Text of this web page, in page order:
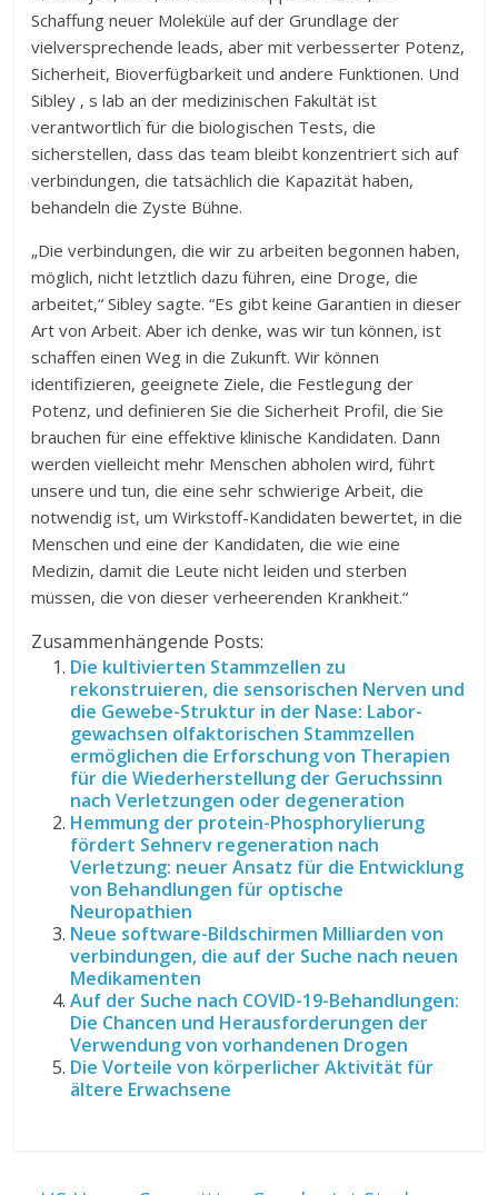
Schaffung neuer Moleküle auf der Grundlage der
vielversprechende leads, aber mit verbesserter Potenz,
Sicherheit, Bioverfügbarkeit und andere Funktionen. Und
Sibley ‚ s lab an der medizinischen Fakultät ist
verantwortlich für die biologischen Tests, die
sicherstellen, dass das team bleibt konzentriert sich auf
verbindungen, die tatsächlich die Kapazität haben,
behandeln die Zyste Bühne.
„Die verbindungen, die wir zu arbeiten begonnen haben,
möglich, nicht letztlich dazu führen, eine Droge, die
arbeitet,“ Sibley sagte. “Es gibt keine Garantien in dieser
Art von Arbeit. Aber ich denke, was wir tun können, ist
schaffen einen Weg in die Zukunft. Wir können
identifizieren, geeignete Ziele, die Festlegung der
Potenz, und definieren Sie die Sicherheit Profil, die Sie
brauchen für eine effektive klinische Kandidaten. Dann
werden vielleicht mehr Menschen abholen wird, führt
unsere und tun, die eine sehr schwierige Arbeit, die
notwendig ist, um Wirkstoff-Kandidaten bewertet, in die
Menschen und eine der Kandidaten, die wie eine
Medizin, damit die Leute nicht leiden und sterben
müssen, die von dieser verheerenden Krankheit.“
Zusammenhängende Posts:
Die kultivierten Stammzellen zu
rekonstruieren, die sensorischen Nerven und
die Gewebe-Struktur in der Nase: Labor-
gewachsen olfaktorischen Stammzellen
ermöglichen die Erforschung von Therapien
für die Wiederherstellung der Geruchssinn
nach Verletzungen oder degeneration
Hemmung der protein-Phosphorylierung
fördert Sehnerv regeneration nach
Verletzung: neuer Ansatz für die Entwicklung
von Behandlungen für optische
Neuropathien
Neue software-Bildschirmen Milliarden von
verbindungen, die auf der Suche nach neuen
Medikamenten
Auf der Suche nach COVID-19-Behandlungen:
Die Chancen und Herausforderungen der
Verwendung von vorhandenen Drogen
Die Vorteile von körperlicher Aktivität für
ältere Erwachsene